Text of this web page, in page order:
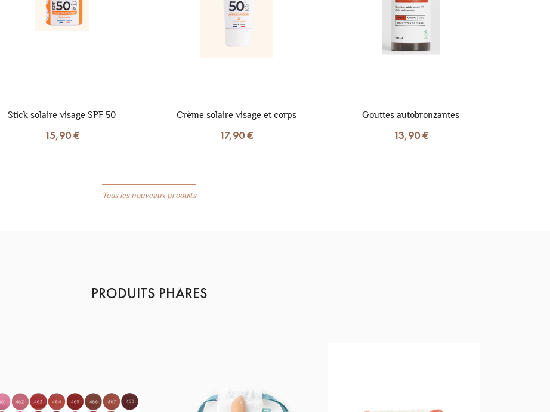
Stick solaire visage SPF 50
15,90 €
Crème solaire visage et corps
17,90 €
Gouttes autobronzantes
13,90 €
Tous les nouveaux produits
PRODUITS PHARES